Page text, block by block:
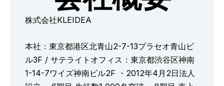
株式会社KLEIDEA
本社：東京都港区北青山2-7-13プラセオ青山ビ
ル3F / サテライトオフィス：東京都渋谷区神南
1-14-7ワイズ神南ビル2F ・2012年4月2日法人